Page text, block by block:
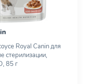
Royal Canin для
стерилизации,
85 г